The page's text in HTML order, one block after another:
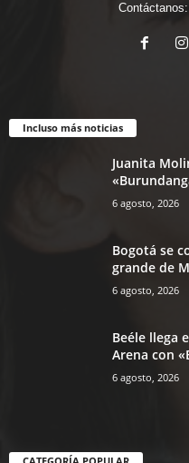
Contáctanos:
Incluso más noticias
Juanita
6 agosto, 2026
Bogotá se
grande de
6 agosto, 2026
Beéle llega
Arena con
6 agosto, 2026